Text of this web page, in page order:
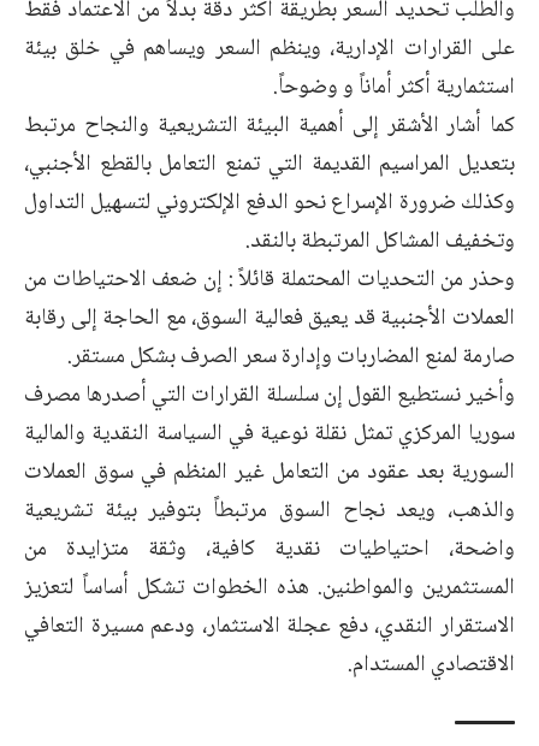
والطلب تحديد السعر بطريقة أكثر دقة بدلاً من الاعتماد فقط
على القرارات الإدارية، وينظم السعر ويساهم في خلق بيئة
استثمارية أكثر أماناً و وضوحاً.
كما أشار الأشقر إلى أهمية البيئة التشريعية والنجاح مرتبط
بتعديل المراسيم القديمة التي تمنع التعامل بالقطع الأجنبي،
وكذلك ضرورة الإسراع نحو الدفع الإلكتروني لتسهيل التداول
وتخفيف المشاكل المرتبطة بالنقد.
وحذر من التحديات المحتملة قائلاً : إن ضعف الاحتياطات من
العملات الأجنبية قد يعيق فعالية السوق، مع الحاجة إلى رقابة
صارمة لمنع المضاربات وإدارة سعر الصرف بشكل مستقر.
وأخير نستطيع القول إن سلسلة القرارات التي أصدرها مصرف
سوريا المركزي تمثل نقلة نوعية في السياسة النقدية والمالية
السورية بعد عقود من التعامل غير المنظم في سوق العملات
والذهب، ويعد نجاح السوق مرتبطاً بتوفير بيئة تشريعية
واضحة، احتياطيات نقدية كافية، وثقة متزايدة من
المستثمرين والمواطنين. هذه الخطوات تشكل أساساً لتعزيز
الاستقرار النقدي، دفع عجلة الاستثمار، ودعم مسيرة التعافي
الاقتصادي المستدام.